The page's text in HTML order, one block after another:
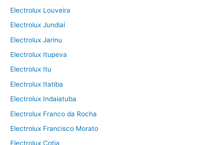
Electrolux Louveira
Electrolux Jundiaí
Electrolux Jarinu
Electrolux Itupeva
Electrolux Itu
Electrolux Itatiba
Electrolux Indaiatuba
Electrolux Franco da Rocha
Electrolux Francisco Morato
Electrolux Cotia